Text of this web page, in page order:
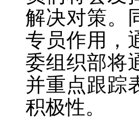
解决对策。
专员作用，
委组织部将
并重点跟踪
积极性。